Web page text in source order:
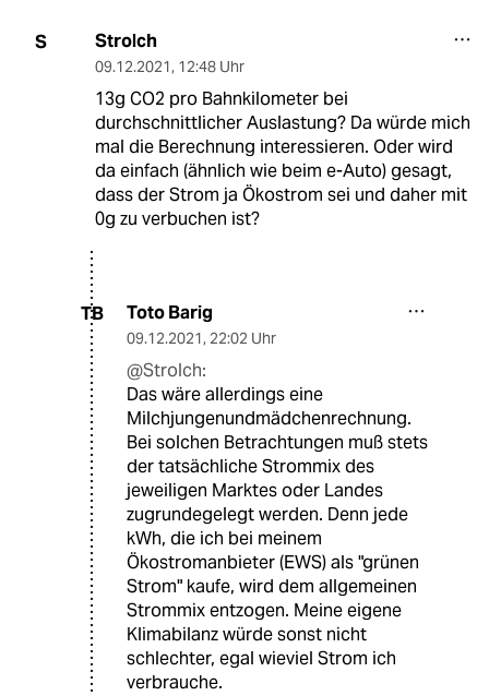
S Strolch
09.12.2021, 12:48 Uhr
13g CO2 pro Bahnkilometer bei
durchschnittlicher Auslastung? Da würde mich
mal die Berechnung interessieren. Oder wird
da einfach (ähnlich wie beim e-Auto) gesagt,
dass der Strom ja Ökostrom sei und daher mit
0g zu verbuchen ist?
TB Toto Barig
09.12.2021, 22:02 Uhr
@Strolch:
Das wäre allerdings eine
Milchjungenundmädchenrechnung.
Bei solchen Betrachtungen muß stets
der tatsächliche Strommix des
jeweiligen Marktes oder Landes
zugrundegelegt werden. Denn jede
kWh, die ich bei meinem
Ökostromanbieter (EWS) als "grünen
Strom" kaufe, wird dem allgemeinen
Strommix entzogen. Meine eigene
Klimabilanz würde sonst nicht
schlechter, egal wieviel Strom ich
verbrauche.